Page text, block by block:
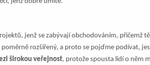
jenž se zabývají obchodováním, přičemž
poměrně rozšířený, a proto se pojďme podívat,
širokou veřejnost, protože spousta lidí o něm